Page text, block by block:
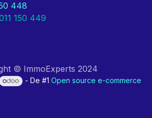
448
150 449
© ImmoExperts 2024
- De #1Open source e-commerce